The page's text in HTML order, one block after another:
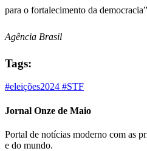
para o fortalecimento da
Agência Brasil
Tags:
#eleições2024 #STF
Jornal Onze de Maio
Portal de notícias moderno com as
e do mundo.